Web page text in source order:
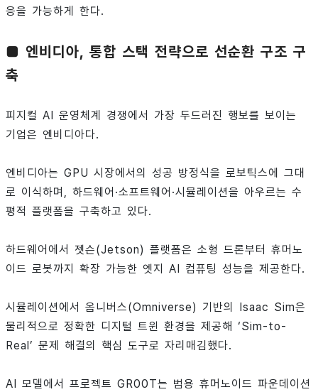
응을 가능하게 한다.
■ 엔비디아, 통합 스택 전략으로 선순환 구조 구
축
피지컬 AI 운영체계 경쟁에서 가장 두드러진 행보를 보이는
기업은 엔비디아다.
엔비디아는 GPU 시장에서의 성공 방정식을 로보틱스에 그대
로 이식하며, 하드웨어·소프트웨어·시뮬레이션을 아우르는 수
평적 플랫폼을 구축하고 있다.
하드웨어에서 젯슨(Jetson) 플랫폼은 소형 드론부터 휴머노
이드 로봇까지 확장 가능한 엣지 AI 컴퓨팅 성능을 제공한다.
시뮬레이션에서 옴니버스(Omniverse) 기반의 Isaac Sim은
물리적으로 정확한 디지털 트윈 환경을 제공해 ‘Sim-to-
Real’ 문제 해결의 핵심 도구로 자리매김했다.
AI 모델에서 프로젝트 GR00T는 범용 휴머노이드 파운데이션